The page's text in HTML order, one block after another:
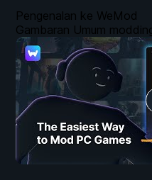
Pengenalan ke WeMod
Gambaran Umum